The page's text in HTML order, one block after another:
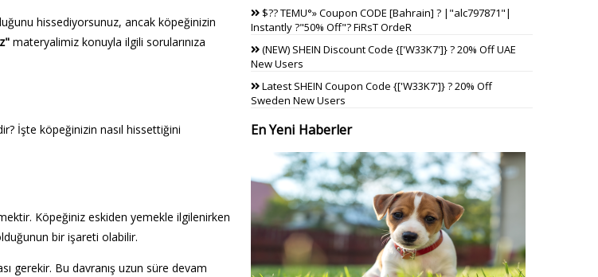
hissediyorsunuz, ancak köpeğinizin
materyalimiz konuyla ilgili sorularınıza
İşte köpeğinizin nasıl hissettiğini
Köpeğiniz eskiden yemekle ilgilenirken
bir işareti olabilir.
gerekir. Bu davranış uzun süre devam
$?? TEMU°» Coupon CODE [Bahrain] ? |"alc797871"|
Instantly ?"50% Off"? FiRsT OrdeR
(NEW) SHEIN Discount Code {['W33K7']} ? 20% Off UAE
New Users
Latest SHEIN Coupon Code {['W33K7']} ? 20% Off
Sweden New Users
En Yeni Haberler